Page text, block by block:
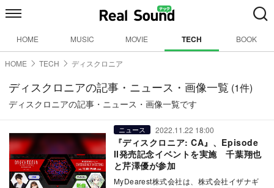
HOME MUSIC MOVIE TECH BOOK
HOME TECH ディスクロニア
ディスクロニアの記事・ニュース・画像一覧 (1件)
ディスクロニアの記事・ニュース・画像一覧です
ニュース 2022.11.22 18:00
『ディスクロニア: CA』、Episode
II発売記念イベントを実施 千葉翔也
と芹澤優が参加
MyDearest株式会社は、株式会社イザナギ